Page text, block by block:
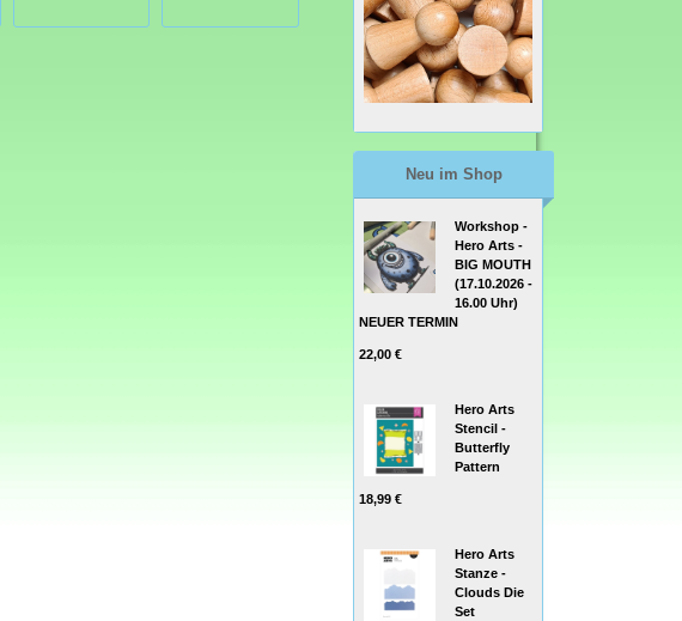
Neu im Shop
Workshop -
Hero Arts -
BIG MOUTH
(17.10.2026 -
16.00 Uhr)
NEUER TERMIN
22,00 €
Hero Arts
Stencil -
Butterfly
Pattern
18,99 €
Hero Arts
Stanze -
Clouds Die
Set